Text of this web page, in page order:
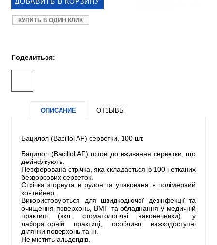
КУПИТЬ В ОДИН КЛИК
Поделиться:
ОПИСАНИЕ ОТЗЫВЫ
Бацилол (Bacillol AF) серветки, 100 шт.
Бацилол (Bacillol AF) готові до вживання серветки, що
дезінфікують.
Перфорована стрічка, яка складається із 100 нетканих
безворсових серветок.
Стрічка згорнута в рулон та упакована в полімерний
контейнер.
Використовуються для швидкодіючої дезінфекції та
очищення поверхонь, ВМП та обладнання у медичній
практиці (вкл. стоматологічні наконечники), у
лабораторній практиці, особливо важкодоступні
ділянки поверхонь та ін.
Не містить альдегідів.